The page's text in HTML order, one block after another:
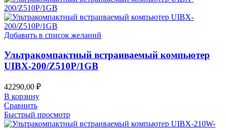
Добавить в список желаний
Ультракомпактный встраиваемый компьютер
UIBX-200/Z510P/1GB
42290,00 ₽
В корзину
Сравнить
Быстрый просмотр